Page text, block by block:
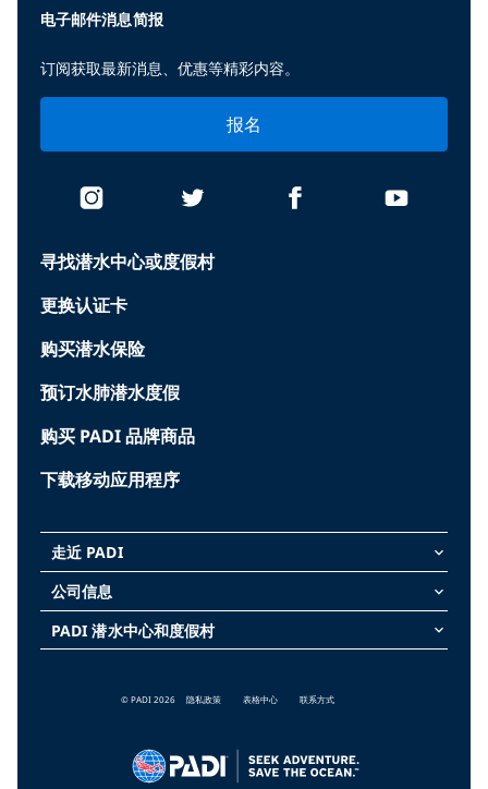
寻找潜水中心或度假村
更换认证卡
购买潜水保险
预订水肺潜水度假
购买 PADI 品牌商品
下载移动应用程序
走近 PADI keyboard_arrow_down
公司信息 keyboard_arrow_down
PADI 潜水中心和度假村 keyboard_arrow_down
电子邮件消息简报
订阅获取最新消息、优惠等精彩内容。
报名
© PADI 2026 隐私政策 表格中心 联系方式